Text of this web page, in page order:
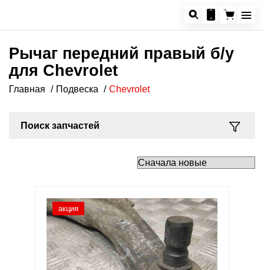
Рычаг передний правый б/у
для Chevrolet
Главная Подвеска Chevrolet
Поиск запчастей
акция